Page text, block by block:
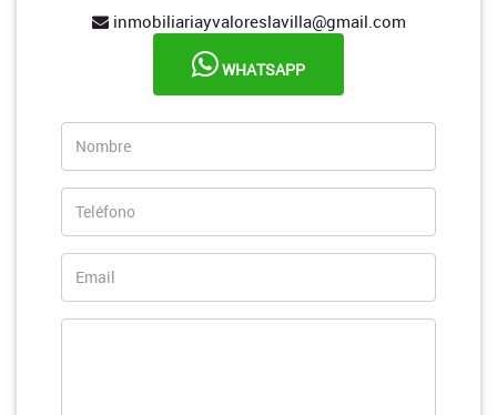
inmobiliariayvaloreslavilla@gmail.com
WHATSAPP